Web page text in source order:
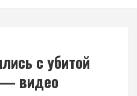
с убитой
— видео